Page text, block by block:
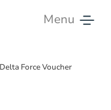
Menu
Delta Force Voucher